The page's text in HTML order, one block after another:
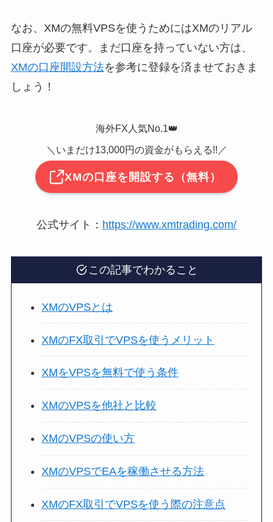
なお、XMの無料VPSを使うためにはXMのリアル
口座が必要です。まだ口座を持っていない方は、
XMの口座開設方法を参考に登録を済ませておきま
しょう！
海外FX人気No.1👑
＼いまだけ13,000円の資金がもらえる!!／
XMの口座を開設する（無料）
公式サイト： https://www.xmtrading.com/
この記事でわかること
XMのVPSとは
XMのFX取引でVPSを使うメリット
XMをVPSを無料で使う条件
XMのVPSを他社と比較
XMのVPSの使い方
XMのVPSでEAを稼働させる方法
XMのFX取引でVPSを使う際の注意点